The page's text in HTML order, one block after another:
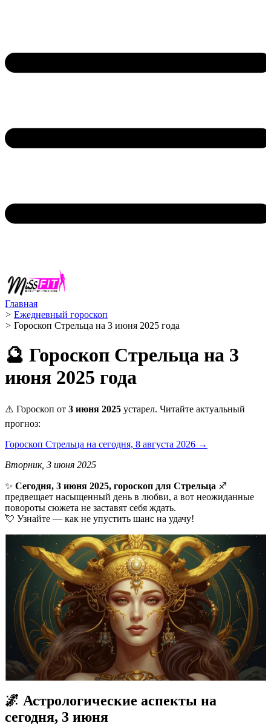
Главная
> Ежедневный гороскоп
> Гороскоп Стрельца на 3 июня 2025 года
🔮 Гороскоп Стрельца на 3
июня 2025 года
⚠️ Гороскоп от 3 июня 2025 устарел. Читайте актуальный
прогноз:
Гороскоп Стрельца на сегодня, 8 августа 2026 →
Вторник, 3 июня 2025
✨ Сегодня, 3 июня 2025, гороскоп для Стрельца ♐
предвещает насыщенный день в любви, а вот неожиданные
повороты сюжета не заставят себя ждать.
💘 Узнайте — как не упустить шанс на удачу!
🌌 Астрологические аспекты на
сегодня, 3 июня